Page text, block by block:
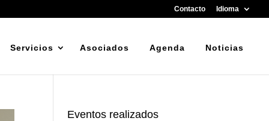
Contacto Idioma
Servicios Asociados Agenda Noticias
Eventos realizados